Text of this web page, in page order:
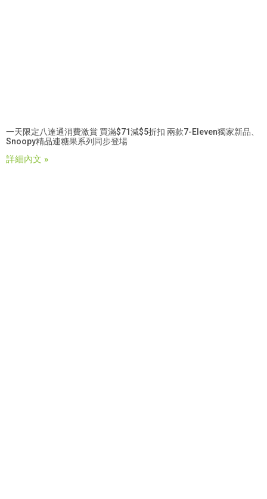
一天限定八達通消費激賞 買滿$71減$5折扣 兩款7-Eleven獨家新品、
Snoopy精品連糖果系列同步登場
詳細內文 »